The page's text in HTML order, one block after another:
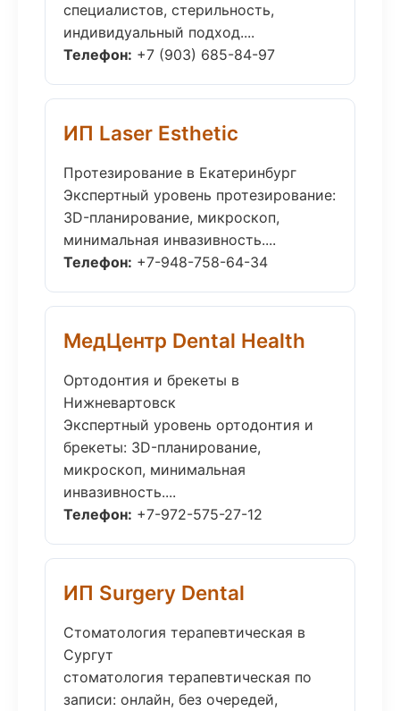
специалистов, стерильность,
индивидуальный подход....
Телефон: +7 (903) 685-84-97
ИП Laser Esthetic
Протезирование в Екатеринбург
Экспертный уровень протезирование:
3D-планирование, микроскоп,
минимальная инвазивность....
Телефон: +7-948-758-64-34
МедЦентр Dental Health
Ортодонтия и брекеты в
Нижневартовск
Экспертный уровень ортодонтия и
брекеты: 3D-планирование,
микроскоп, минимальная
инвазивность....
Телефон: +7-972-575-27-12
ИП Surgery Dental
Стоматология терапевтическая в
Сургут
стоматология терапевтическая по
записи: онлайн, без очередей,